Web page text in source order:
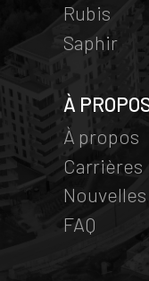
Rubis
Saphir
À
À propos
Carrières
Nouvelles
FAQ